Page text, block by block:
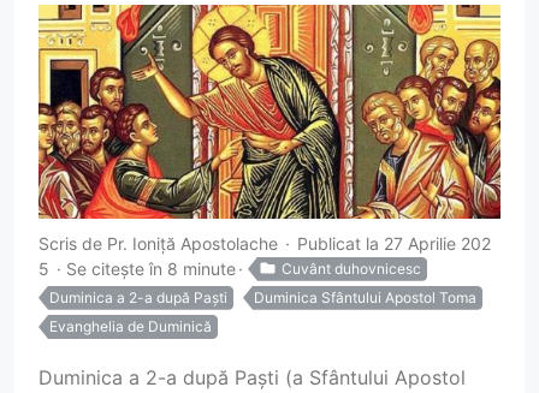
Scris de Pr. Ioniță Apostolache
Publicat la 27 Aprilie 202
5
Se citește în 8 minute
Cuvânt duhovnicesc
Duminica a 2-a după Paști
Duminica Sfântului Apostol Toma
Evanghelia de Duminică
Duminica a 2-a după Paști (a Sfântului Apostol